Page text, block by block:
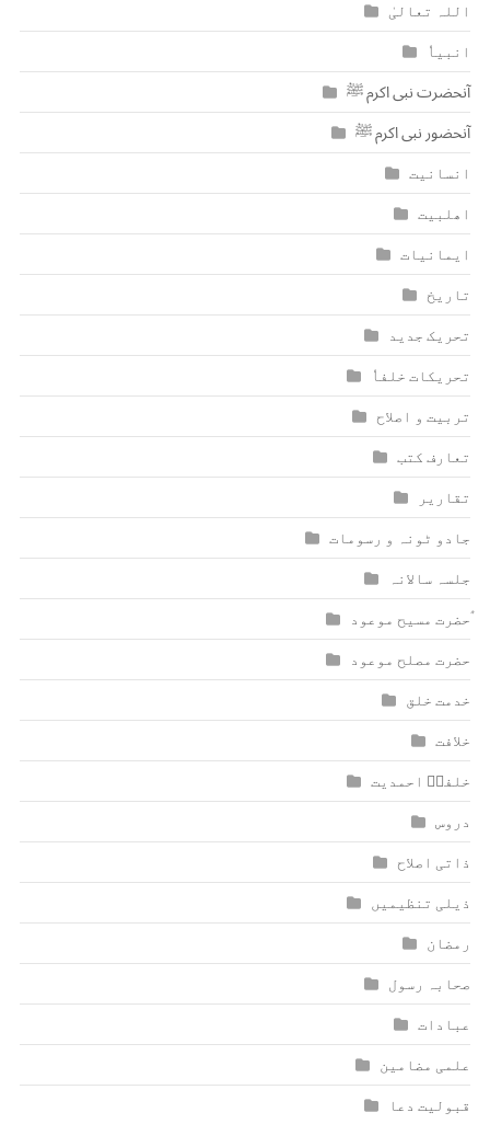
اللہ تعالیٰ
انبیاٗ
آنحضرت نبی اکرم ﷺ
آنحضور نبی اکرم ﷺ
انسانیت
اھلبیت
ایمانیات
تاریخ
تحریک جدید
تحریکات خلفاٗ
تربیت و اصلاح
تعارف کتب
تقاریر
جادو ٹونہ و رسومات
جلسہ سالانہ
ٰؑحضرت مسیح موعود
حضرت مصلح موعود
خدمت خلق
خلافت
خلفاؑ احمدیت
دروس
ذاتی اصلاح
ذیلی تنظیمیں
رمضان
صحابہ رسول
عبادات
علمی مضامین
قبولیت دعا